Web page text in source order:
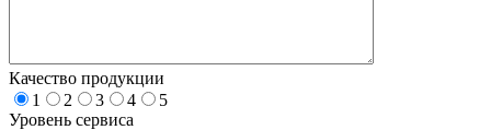
Качество продукции
1
2 3 4
5
Уровень сервиса